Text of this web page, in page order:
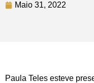
Maio 31, 2022
Paula Teles esteve